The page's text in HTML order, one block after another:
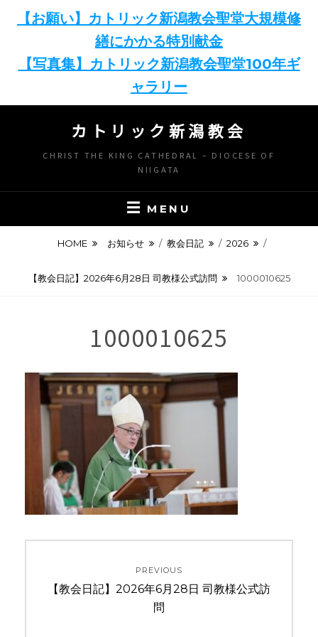
【お願い】カトリック新潟教会聖堂大規模修
繕にかかる特別献金
【写真集】カトリック新潟教会聖堂100年ギ
ャラリー
content
カトリック新潟教会
CHRIST THE KING CATHEDRAL – DIOCESE OF
NIIGATA
MENU
HOME お知らせ / 教会日記 / 2026 /
【教会日記】2026年6月28日 司教様公式訪問 1000010625
1000010625
PREVIOUS
Previous
【教会日記】2026年6月28日 司教様公式訪
問